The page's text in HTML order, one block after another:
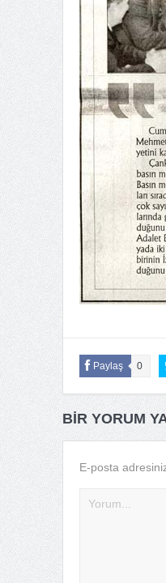
Paylaş 0
BIR YORUM
E-posta